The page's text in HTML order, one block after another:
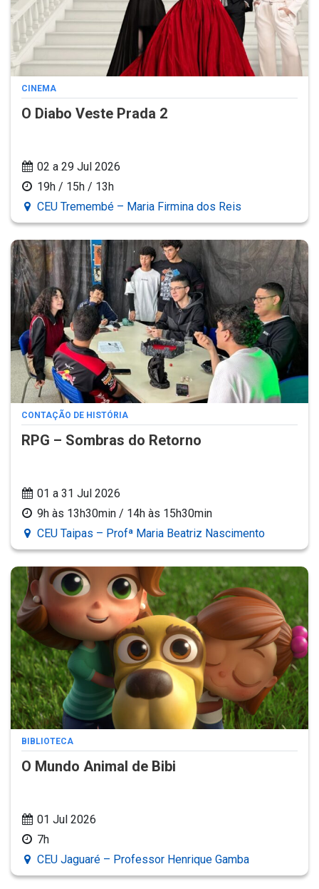
CINEMA
O Diabo Veste Prada 2
02 a 29 Jul 2026
19h / 15h / 13h
CEU Tremembé – Maria Firmina dos Reis
CONTAÇÃO DE HISTÓRIA
RPG – Sombras do Retorno
01 a 31 Jul 2026
9h às 13h30min / 14h às 15h30min
CEU Taipas – Profª Maria Beatriz Nascimento
BIBLIOTECA
O Mundo Animal de Bibi
01 Jul 2026
7h
CEU Jaguaré – Professor Henrique Gamba